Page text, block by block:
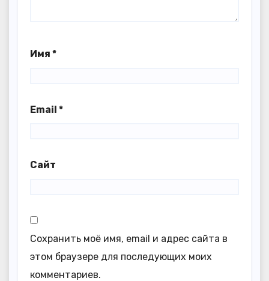
Имя *
Email *
Сайт
Сохранить моё имя, email и адрес сайта в
этом браузере для последующих моих
комментариев.